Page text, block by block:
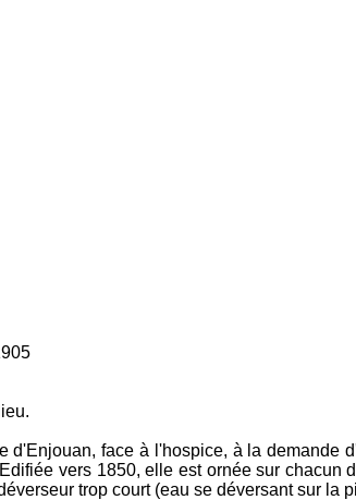
face à l'hospice, à la
vers 1850, elle est ornée sur
trop court (eau se déversant sur la